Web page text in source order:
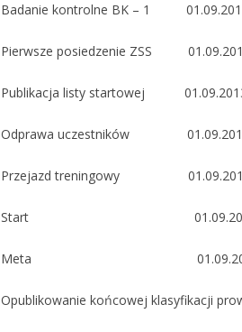
Badanie kontrolne BK – 1
Pierwsze posiedzenie ZSS
Publikacja listy startowej
Odprawa uczestników
Przejazd treningowy
Start 01.09.2013
Meta 01.09.2013
Opublikowanie końcowej klasyfikacji